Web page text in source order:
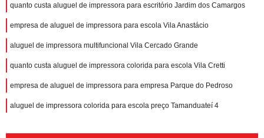
quanto custa aluguel de impressora para escritório Jardim dos Camargos
empresa de aluguel de impressora para escola Vila Anastácio
aluguel de impressora multifuncional Vila Cercado Grande
quanto custa aluguel de impressora colorida para escola Vila Cretti
empresa de aluguel de impressora para empresa Parque do Pedroso
aluguel de impressora colorida para escola preço Tamanduateí 4